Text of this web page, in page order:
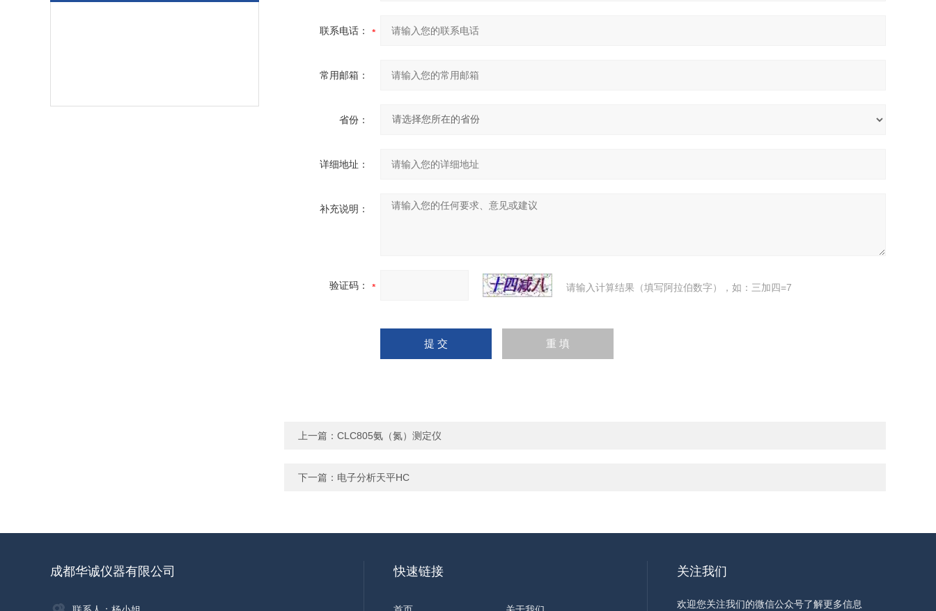
联系电话：
常用邮箱：
省份：
详细地址：
补充说明：
验证码： 请输入计算结果（填写阿拉伯数字），如：三加四=7
上一篇： CLC805氨（氮）测定仪
下一篇： 电子分析天平HC
成都华诚仪器有限公司 快速链接 关注我们
欢迎您关注我们的微信公众号了解更多信息